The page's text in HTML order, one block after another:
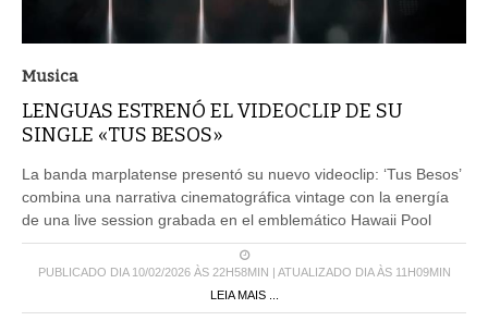
Musica
LENGUAS ESTRENÓ EL VIDEOCLIP DE SU
SINGLE «TUS BESOS»
La banda marplatense presentó su nuevo videoclip: ‘Tus Besos’
combina una narrativa cinematográfica vintage con la energía
de una live session grabada en el emblemático Hawaii Pool
PUBLICADO DIA 10/02/2026 ÀS 22H58MIN | ATUALIZADO DIA ÀS 11H09MIN
LEIA MAIS ...